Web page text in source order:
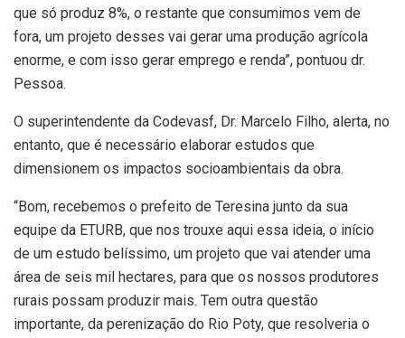
que só produz 8%, o restante que consumimos vem de
fora, um projeto desses vai gerar uma produção agrícola
enorme, e com isso gerar emprego e renda”, pontuou dr.
Pessoa.
O superintendente da Codevasf, Dr. Marcelo Filho, alerta, no
entanto, que é necessário elaborar estudos que
dimensionem os impactos socioambientais da obra.
“Bom, recebemos o prefeito de Teresina junto da sua
equipe da ETURB, que nos trouxe aqui essa ideia, o início
de um estudo belíssimo, um projeto que vai atender uma
área de seis mil hectares, para que os nossos produtores
rurais possam produzir mais. Tem outra questão
importante, da perenização do Rio Poty, que resolveria o